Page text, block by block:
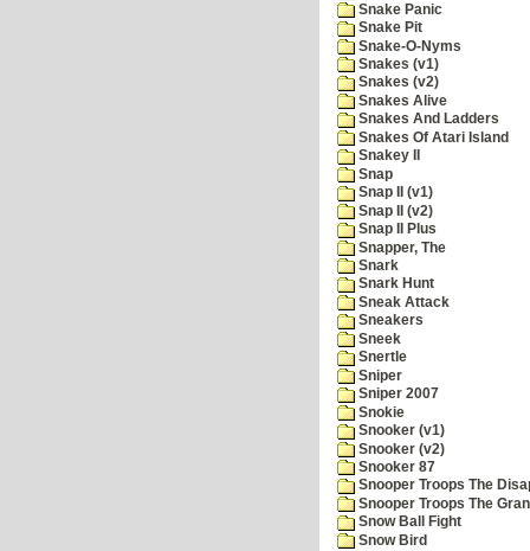
Snake Panic
Snake Pit
Snake-O-Nyms
Snakes (v1)
Snakes (v2)
Snakes Alive
Snakes And Ladders
Snakes Of Atari Island
Snakey II
Snap
Snap II (v1)
Snap II (v2)
Snap II Plus
Snapper, The
Snark
Snark Hunt
Sneak Attack
Sneakers
Sneek
Snertle
Sniper
Sniper 2007
Snokie
Snooker (v1)
Snooker (v2)
Snooker 87
Snooper Troops The
Snooper Troops The
Snow Ball Fight
Snow Bird